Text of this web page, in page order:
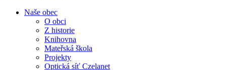
Naše obec
O obci
Z historie
Knihovna
Mateřská škola
Projekty
Optická síť Czelanet